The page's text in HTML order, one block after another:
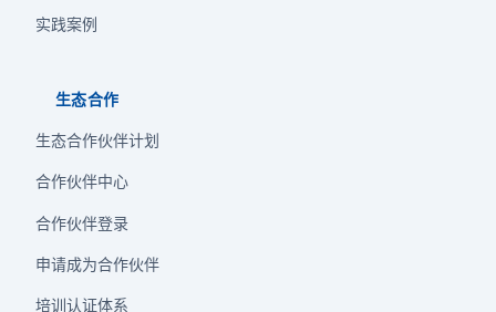
实践案例
生态合作
生态合作伙伴计划
合作伙伴中心
合作伙伴登录
申请成为合作伙伴
培训认证体系